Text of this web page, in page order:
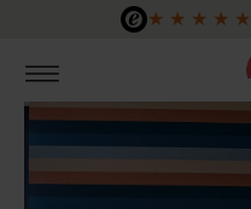
Zum Hauptinhalt springen
★ ★ ★ ★ ★